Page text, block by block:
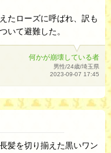
たローズに呼ばれ、訳も
いて避難した。
何かが崩壊している者
男性/24歳/埼玉県
2023-09-07 17:45
髪を切り揃えた黒いワン